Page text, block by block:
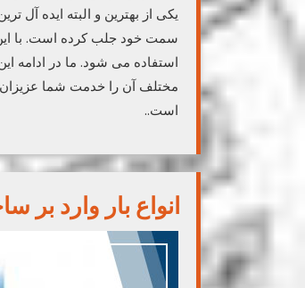
یکی از بهترین و البته ایده آل
سمت خود جلب کرده است. با
استفاده می شود. ما در ادامه
مختلف آن را خدمت شما عزیزان
است..
انواع بار وارد بر